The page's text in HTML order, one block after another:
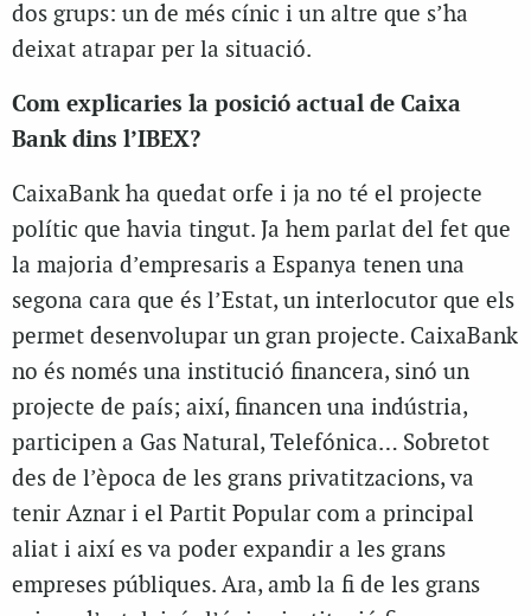
dos grups: un de més cínic i un altre que s’ha
deixat atrapar per la situació.
Com explicaries la posició actual de Caixa
Bank dins l’IBEX?
CaixaBank ha quedat orfe i ja no té el projecte
polític que havia tingut. Ja hem parlat del fet que
la majoria d’empresaris a Espanya tenen una
segona cara que és l’Estat, un interlocutor que els
permet desenvolupar un gran projecte. CaixaBank
no és només una institució financera, sinó un
projecte de país; així, financen una indústria,
participen a Gas Natural, Telefónica… Sobretot
des de l’època de les grans privatitzacions, va
tenir Aznar i el Partit Popular com a principal
aliat i així es va poder expandir a les grans
empreses públiques. Ara, amb la fi de les grans